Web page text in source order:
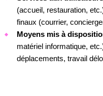
(accueil, restauration,
finaux (courrier,
Moyens mis à
matériel informatique,
déplacements, travail